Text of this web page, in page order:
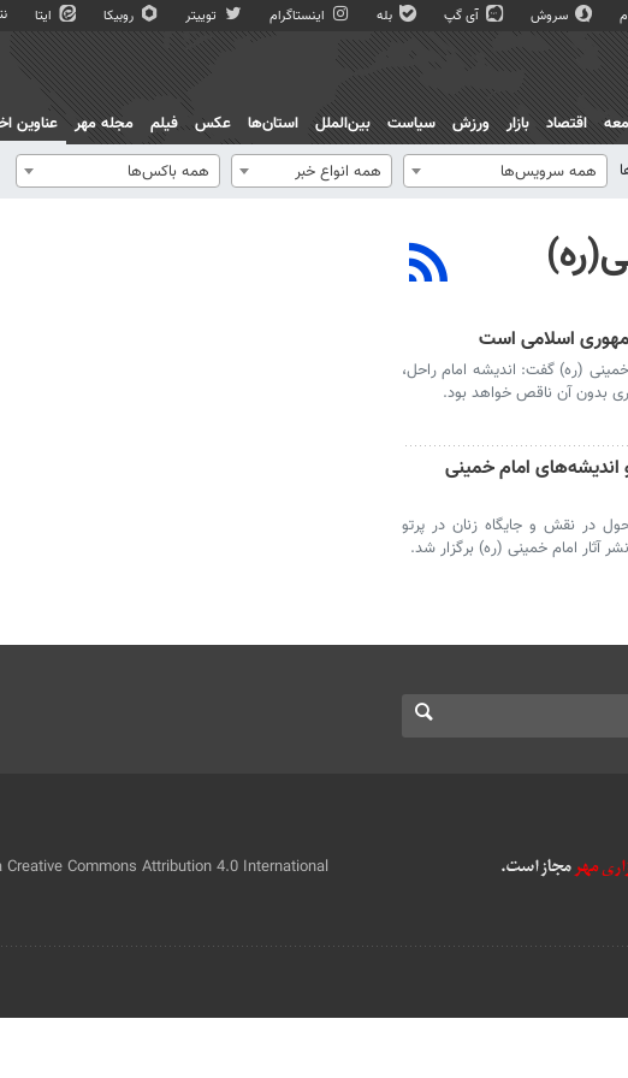
سروش آی گپ بله اینستاگرام توییتر روبیکا ایتا
اقتصاد بازار ورزش سیاست بین‌الملل استان‌ها عکس فیلم مجله مهر
عناوین
همه سرویس‌ها همه انواع خبر همه باکس‌ها
اسلامی است
(ره) گفت: اندیشه امام راحل،
بدون آن ناقص خواهد بود.
امام خمینی
در نقش و جایگاه زنان در پرتو
آثار امام خمینی (ره) برگزار شد.
Commons Attribution 4.0 International